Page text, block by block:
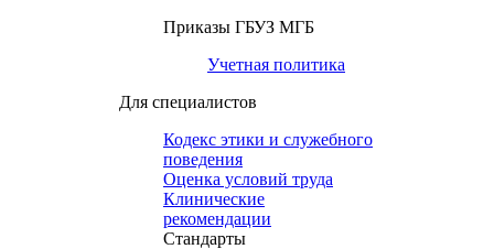
Приказы ГБУЗ МГБ
Учетная политика
Для специалистов
Кодекс этики и служебного
поведения
Оценка условий труда
Клинические
рекомендации
Cтандарты